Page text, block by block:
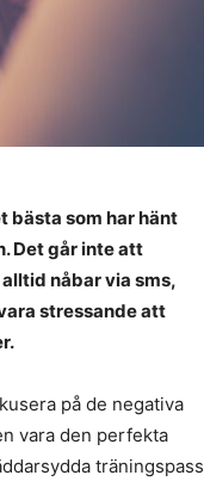
bästa som har hänt
Det går inte att
nåbar via sms,
stressande att
på de negativa
vara den perfekta
träningspass